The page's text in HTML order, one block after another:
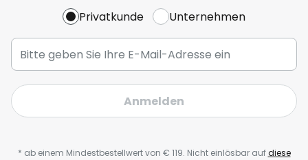
Privatkunde Unternehmen
Anmelden
* ab einem Mindestbestellwert von € 119. Nicht einlösbar aufdiese